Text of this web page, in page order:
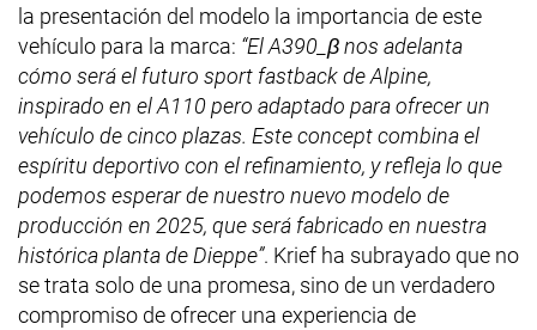
la presentación del modelo la importancia de este
vehículo para la marca: “El A390_β nos adelanta
cómo será el futuro sport fastback de Alpine,
inspirado en el A110 pero adaptado para ofrecer un
vehículo de cinco plazas. Este concept combina el
espíritu deportivo con el refinamiento, y refleja lo que
podemos esperar de nuestro nuevo modelo de
producción en 2025, que será fabricado en nuestra
histórica planta de Dieppe”. Krief ha subrayado que no
se trata solo de una promesa, sino de un verdadero
compromiso de ofrecer una experiencia de